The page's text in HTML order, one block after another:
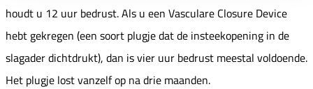
houdt u 12 uur bedrust. Als u een Vasculare Closure Device
hebt gekregen (een soort plugje dat de insteekopening in de
slagader dichtdrukt), dan is vier uur bedrust meestal voldoende.
Het plugje lost vanzelf op na drie maanden.